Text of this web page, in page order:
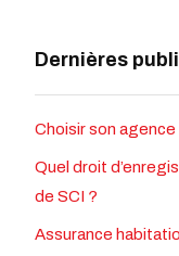
Dernières
Choisir son
Quel droit
de SCI ?
Assurance